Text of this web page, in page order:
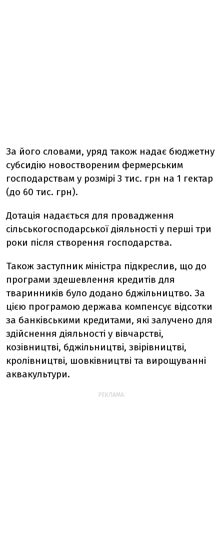
За його словами, уряд також надає бюджетну
субсидію новоствореним фермерським
господарствам у розмірі 3 тис. грн на 1 гектар
(до 60 тис. грн).
Дотація надається для провадження
сільськогосподарської діяльності у перші три
роки після створення господарства.
Також заступник міністра підкреслив, що до
програми здешевлення кредитів для
тваринників було додано бджільництво. За
цією програмою держава компенсує відсотки
за банківськими кредитами, які залучено для
здійснення діяльності у вівчарстві,
козівництві, бджільництві, звірівництві,
кролівництві, шовківництві та вирощуванні
аквакультури.
РЕКЛАМА: